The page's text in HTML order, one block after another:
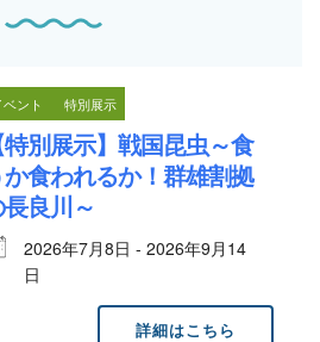
ベント 特別展示
特別展示】戦国昆虫～食
か食われるか！群雄割拠
良川～
2026年7月8日 - 2026年9月14
日
詳細はこちら